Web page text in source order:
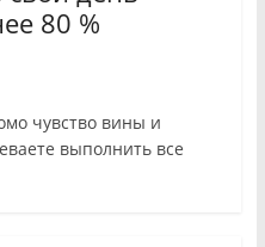
80 %
чувство вины и
выполнить все